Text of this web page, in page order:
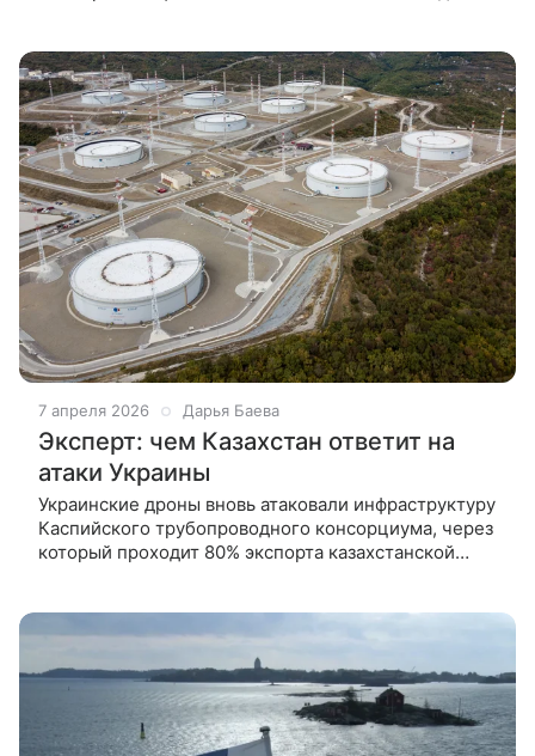
7 апреля 2026 Дарья Баева
Эксперт: чем Казахстан ответит на
атаки Украины
Украинские дроны вновь атаковали инфраструктуру
Каспийского трубопроводного консорциума, через
который проходит 80% экспорта казахстанской